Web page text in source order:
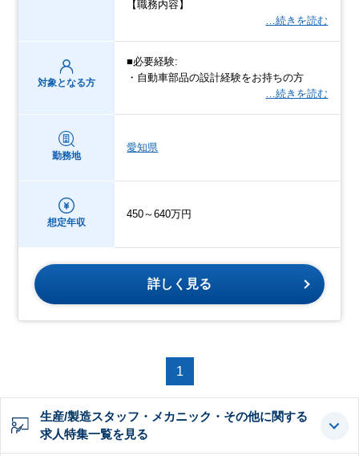
【職務内容】
…続きを読む
対象となる方
■必要経験:
・自動車部品の設計経験をお持ちの方
…続きを読む
勤務地
愛知県
想定年収
450～640万円
詳しく見る
1
生産/製造スタッフ・メカニック・その他に関する
求人特集一覧を見る